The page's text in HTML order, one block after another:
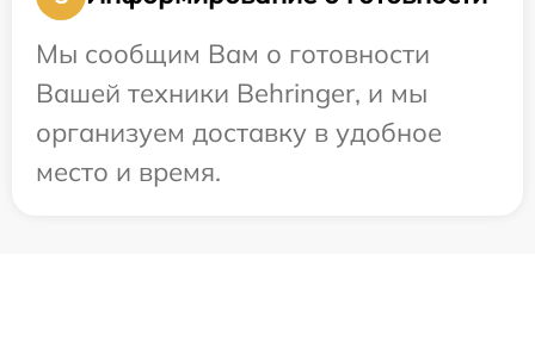
Мы сообщим Вам о готовности
Вашей техники Behringer, и мы
организуем доставку в удобное
место и время.